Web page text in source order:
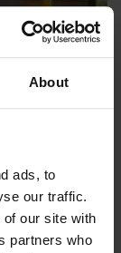
About
ads, to
our traffic.
our site with
partners who